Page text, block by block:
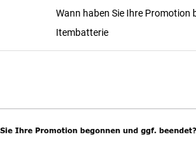
Wann haben Sie Ihre Promotion
Itembatterie